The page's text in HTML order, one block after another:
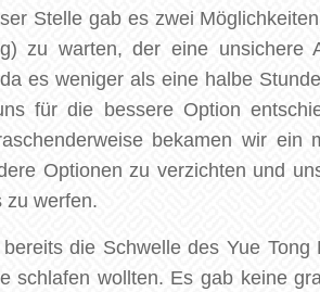
Stelle gab es zwei
zu warten, der eine unsichere
es weniger als eine halbe
für die bessere Option
bekamen wir ein
Optionen zu verzichten und
zu werfen.
die Schwelle des Yue
schlafen wollten. Es gab keine